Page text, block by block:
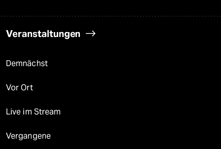
Veranstaltungen
Demnächst
Vor Ort
Live im Stream
Vergangene